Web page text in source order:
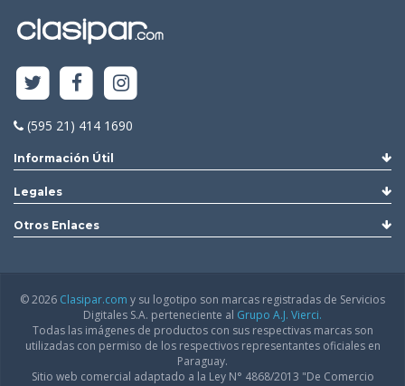
(595 21) 414 1690
Información Útil
Legales
Otros Enlaces
© 2026 Clasipar.com y su logotipo son marcas registradas de Servicios
Digitales S.A. perteneciente al Grupo A.J. Vierci.
Todas las imágenes de productos con sus respectivas marcas son
utilizadas con permiso de los respectivos representantes oficiales en
Paraguay.
Sitio web comercial adaptado a la Ley N° 4868/2013 "De Comercio